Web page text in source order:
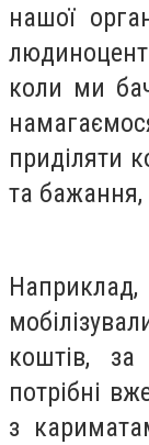
нашої
коли ми
приділяти
та бажання,
коштів,
потрібні
з